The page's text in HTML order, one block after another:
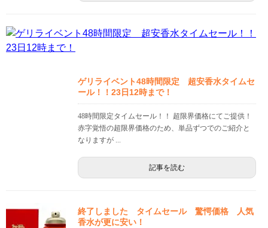
ゲリライベント48時間限定 超安香水タイムセ
ール！！23日12時まで！
48時間限定タイムセール！！ 超限界価格にてご提供！
赤字覚悟の超限界価格のため、単品ずつでのご紹介と
なりますが ...
記事を読む
終了しました タイムセール 驚愕価格 人気
香水が更に安い！